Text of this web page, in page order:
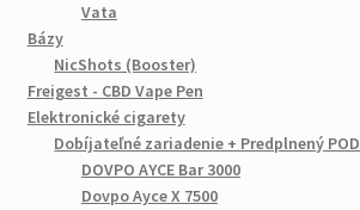
Vata
Bázy
NicShots (Booster)
Freigest - CBD Vape Pen
Elektronické cigarety
Dobíjateľné zariadenie + Predplnený POD
DOVPO AYCE Bar 3000
Dovpo Ayce X 7500